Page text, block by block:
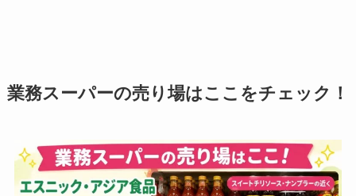
業務スーパーの売り場はここをチェック！